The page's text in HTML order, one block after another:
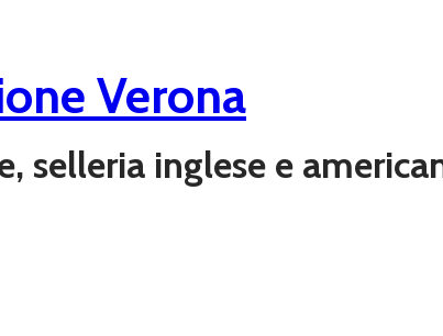
Verona
selleria inglese e